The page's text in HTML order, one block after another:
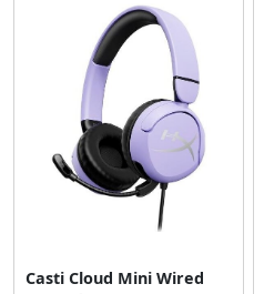
Casti Cloud Mini Wired